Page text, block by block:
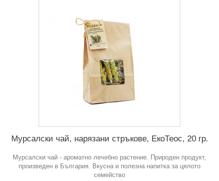
Мурсалски чай, нарязани стръкове, ЕкоТеос, 20 гр.
Мурсалски чай - ароматно лечебно растение. Природен продукт,
произведен в България. Вкусна и полезна напитка за цялото
семейство